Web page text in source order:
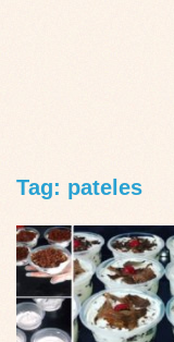
Tag: pateles